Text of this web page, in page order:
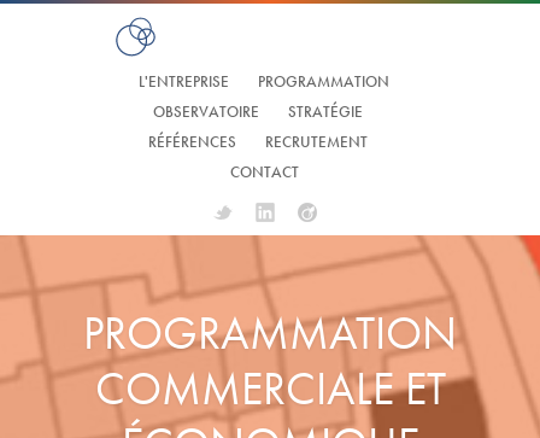
L'ENTREPRISE
PROGRAMMATION
OBSERVATOIRE
STRATÉGIE
RÉFÉRENCES
RECRUTEMENT
CONTACT
TwitterLinkedin
PROGRAMMATION
COMMERCIALE ET